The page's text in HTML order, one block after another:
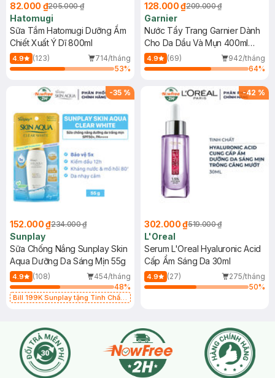
82.000 ₫205.000 ₫
Hatomugi
Sữa Tắm Hatomugi Dưỡng Ẩm
Chiết Xuất Ý Dĩ 800ml
4.9 (123)
714/tháng
53%
128.000 ₫209.000 ₫
Garnier
Nước Tẩy Trang Garnier Dành
Cho Da Dầu Và Mụn 400ml
(Mới)
4.9 (69)
942/tháng
64%
-35 %
152.000 ₫234.000 ₫
Sunplay
Sữa Chống Nắng Sunplay Skin
Aqua Dưỡng Da Sáng Mịn 55g
4.9 (108)
454/tháng
48%
Bill 199K Sunplay tặng Tinh Chất
-42 %
302.000 ₫519.000 ₫
L'Oreal
Serum L'Oreal Hyaluronic Acid
Cấp Ẩm Sáng Da 30ml
4.9 (27)
275/tháng
50%